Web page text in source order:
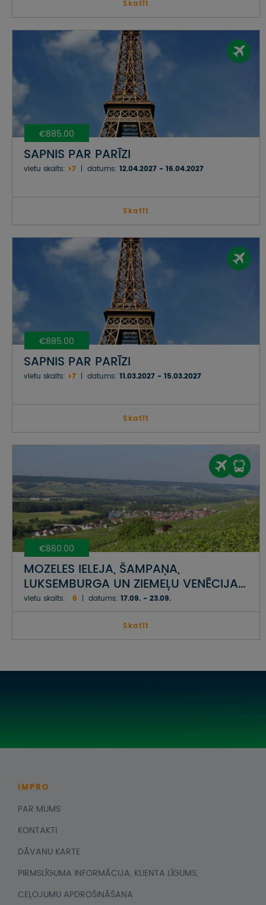
Skatīt
€885.00
SAPNIS PAR PARĪZI
vietu skaits: >7 datums: 12.04.2027 - 16.04.2027
Skatīt
€885.00
SAPNIS PAR PARĪZI
vietu skaits: >7 datums: 11.03.2027 - 15.03.2027
Skatīt
€860.00
MOZELES IELEJA, ŠAMPAŅA,
LUKSEMBURGA UN ZIEMEĻU VENĒCIJA
- BRIGE
vietu skaits: 6 datums: 17.09. - 23.09.
Skatīt
IMPRO
PAR MUMS
KONTAKTI
DĀVANU KARTE
PIRMSLĪGUMA INFORMĀCIJA, KLIENTA LĪGUMS,
CEĻOJUMU APDROŠINĀŠANA